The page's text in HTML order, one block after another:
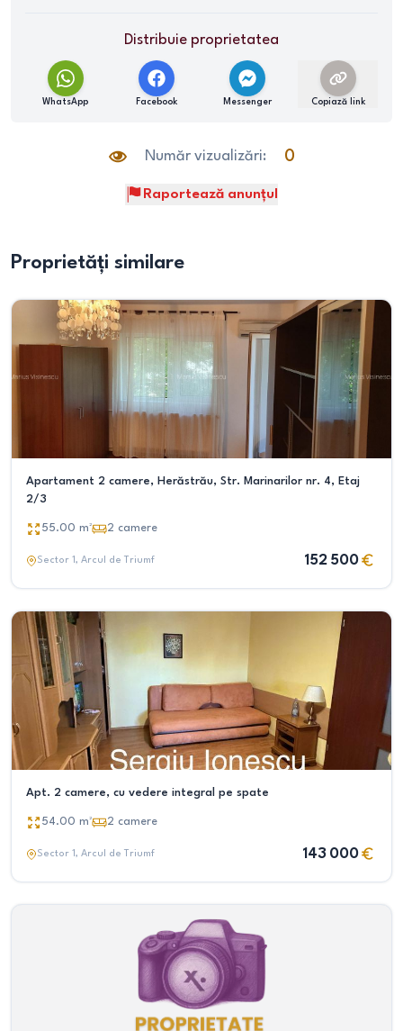
Distribuie proprietatea
WhatsApp Facebook Messenger Copiază link
Număr vizualizări: 0
Raportează anunțul
Proprietăți similare
Apartament 2 camere, Herăstrău, Str. Marinarilor nr. 4, Etaj
2/3
55.00 m² 2 camere
Sector 1, Arcul de Triumf 152 500
Apt. 2 camere, cu vedere integral pe spate
54.00 m² 2 camere
Sector 1, Arcul de Triumf 143 000